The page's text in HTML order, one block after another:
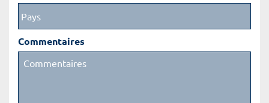
Commentaires